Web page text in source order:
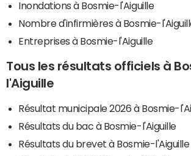
Inondations à Bosmie-l'Aiguille
Nombre d'infirmières à Bosmie-
Entreprises à Bosmie-l'Aiguille
Tous les résultats officiels à
l'Aiguille
Résultat municipale 2026 à Bosmie-
Résultats du bac à Bosmie-l'Aiguille
Résultats du brevet à Bosmie-l'Aiguille